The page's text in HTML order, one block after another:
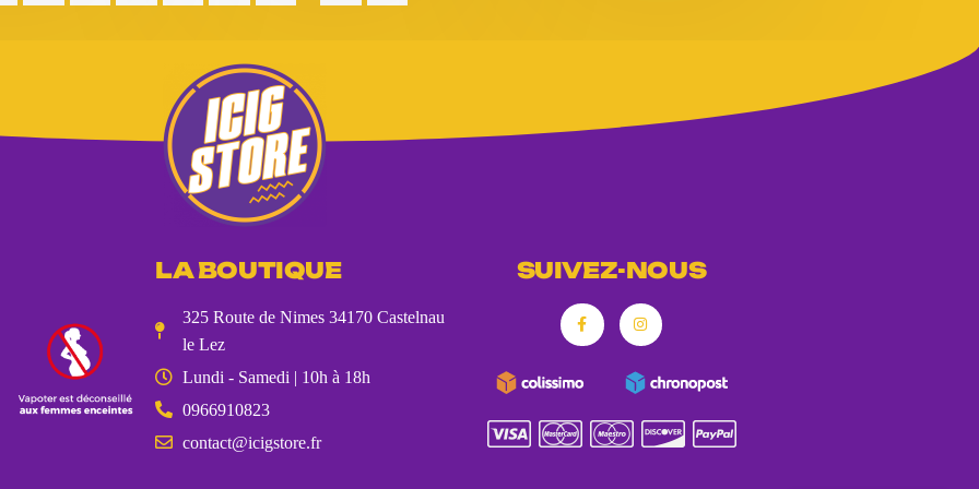
LA BOUTIQUE
325 Route de Nimes 34170 Castelnau
le Lez
Lundi - Samedi | 10h à 18h
0966910823
contact@icigstore.fr
SUIVEZ-NOUS